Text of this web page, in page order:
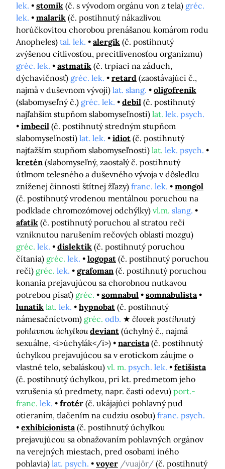
lek.
stomik (č. s vývodom orgánu von z tela) gréc.
lek.
malarik (č. postihnutý nákazlivou
horúčkovitou chorobou prenášanou komárom rodu
Anopheles) tal. lek. alergik (č. postihnutý
zvýšenou citlivosťou, precitlivenosťou organizmu)
gréc. lek.
astmatik (č. trpiaci na záduch,
dýchavičnosť) gréc. lek. retard (zaostávajúci č.,
najmä v duševnom vývoji) lat. slang.
oligofrenik
(slabomyseľný č.) gréc. lek. debil (č. postihnutý
najľahším stupňom slabomyseľnosti) lat. lek. psych.
imbecil (č. postihnutý stredným stupňom
slabomyseľnosti) lat. lek. idiot (č. postihnutý
najťažším stupňom slabomyseľnosti) lat. lek. psych.
kretén (slabomyseľný, zaostalý č. postihnutý
útlmom telesného a duševného vývoja v dôsledku
zníženej činnosti štítnej žľazy) franc. lek.
mongol
(č. postihnutý vrodenou mentálnou poruchou na
podklade chromozómovej odchýlky) vl.m. slang.
afatik (č. postihnutý poruchou al stratou reči
vzniknutou narušením rečových oblastí mozgu)
gréc. lek. dislektik (č. postihnutý poruchou
čítania) gréc. lek. logopat (č. postihnutý poruchou
reči) gréc. lek. grafoman (č. postihnutý poruchou
konania prejavujúcou sa chorobnou nutkavou
potrebou písať) gréc. somnabul
somnabulista
lunatik lat. lek. hypnobat (č. postihnutý
námesačníctvom) gréc. odb.
človek postihnutý
pohlavnou úchylkou deviant (úchylný č., najmä
sexuálne, <i>úchylák</i>)
narcista (č. postihnutý
úchylkou prejavujúcou sa v erotickom záujme o
vlastné telo, sebaláskou) vl. m. psych. lek.
fetišista
(č. postihnutý úchylkou, pri kt. predmetom jeho
vzrušenia sú predmety, napr. časti odevu) port.-
franc. lek. frotér (č. ukájajúci pohlavný pud
otieraním, tlačením na cudziu osobu) franc. psych.
exhibicionista (č. postihnutý úchylkou
prejavujúcou sa obnažovaním pohlavných orgánov
na verejných miestach, pred osobami iného
pohlavia) lat. psych. voyer /vuajör/ (č. postihnutý